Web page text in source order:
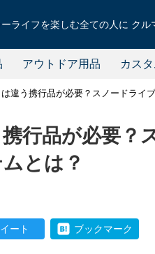
ーライフを楽しむ全ての人に ク
アウトドア用品 カス
違う携行品が必要？スノードライ
行品が必要？
とは？
ート ブックマーク